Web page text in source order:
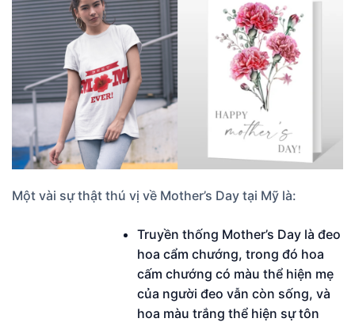
Một vài sự thật thú vị về Mother’s Day tại Mỹ là:
Truyền thống Mother’s Day là đeo
hoa cẩm chướng, trong đó hoa
cấm chướng có màu thể hiện mẹ
của người đeo vẫn còn sống, và
hoa màu trắng thể hiện sự tôn